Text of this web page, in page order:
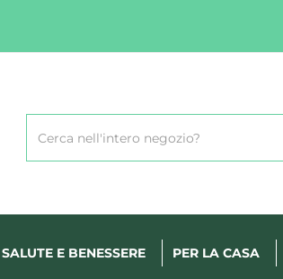
Prodotto
SALUTE E BENESSERE PER LA CASA